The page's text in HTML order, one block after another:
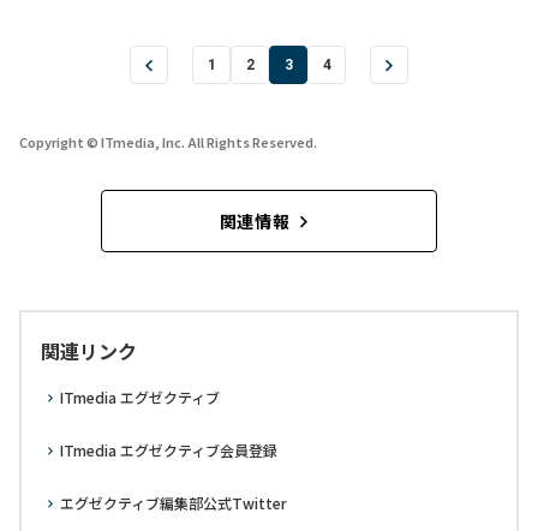
1 2 3 4
Copyright © ITmedia, Inc. All Rights Reserved.
関連情報
関連リンク
ITmedia エグゼクティブ
ITmedia エグゼクティブ会員登録
エグゼクティブ編集部公式Twitter